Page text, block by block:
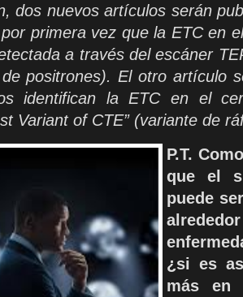
dos nuevos artículos serán
primera vez que la ETC en
a través del escáner
positrones). El otro artículo
identifican la ETC en el
Variant of CTE” (variante de
P.T.
que el
puede
¿si es
más en